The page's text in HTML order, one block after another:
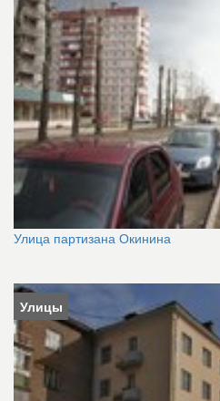
Улица партизана Окинина
Улицы